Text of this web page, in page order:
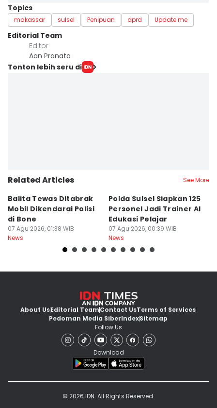
Topics
makassar sulsel Penipuan dprd Update me
Editorial Team
Editor
Aan Pranata
Tonton lebih seru di
Related Articles See More
Balita Tewas Ditabrak
Mobil Dikendarai Polisi
di Bone
07 Agu 2026, 01:38 WIB
News
Polda Sulsel Siapkan 125
Personel Jadi Trainer AI
Edukasi Pelajar
07 Agu 2026, 00:39 WIB
News
About UsEditorial TeamContact UsTerms of Services
Pedoman Media SiberIndexSitemap
Follow Us
Download
© 2026 IDN. All Rights Reserved.